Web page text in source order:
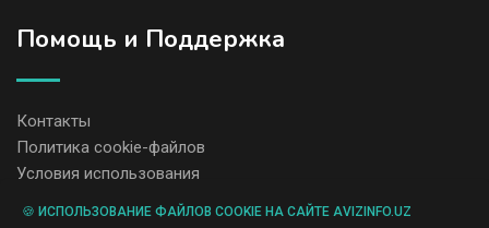
Помощь и Поддержка
Контакты
Политика cookie-файлов
Условия использования
🍪 ИСПОЛЬЗОВАНИЕ ФАЙЛОВ COOKIE НА САЙТЕ AVIZINFO.UZ